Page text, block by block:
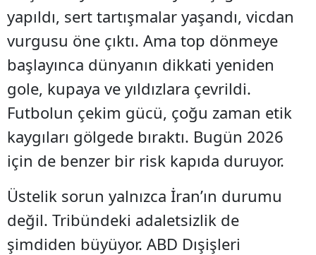
yapıldı, sert tartışmalar yaşandı, vicdan
vurgusu öne çıktı. Ama top dönmeye
başlayınca dünyanın dikkati yeniden
gole, kupaya ve yıldızlara çevrildi.
Futbolun çekim gücü, çoğu zaman etik
kaygıları gölgede bıraktı. Bugün 2026
için de benzer bir risk kapıda duruyor.
Üstelik sorun yalnızca İran’ın durumu
değil. Tribündeki adaletsizlik de
şimdiden büyüyor. ABD Dışişleri